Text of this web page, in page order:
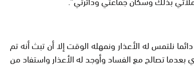
نلتمس له الأعذار ونمهله الوقت إلا أن تبث أنه تم
بعدما تصالح مع الفساد وأوجد له الأعذار واستفاد من